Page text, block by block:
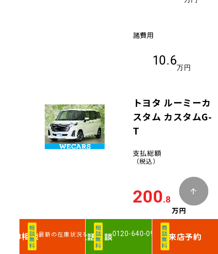
諸費用
10.6
万円
トヨタ ルーミーカ
スタム カスタムG-
T
支払総額
（税込）
200.8
万円
車両価格
相談無料
WEB相談最新の在庫状況を確認
相談無料
電話相談0120-640-099 商談無料来店予約